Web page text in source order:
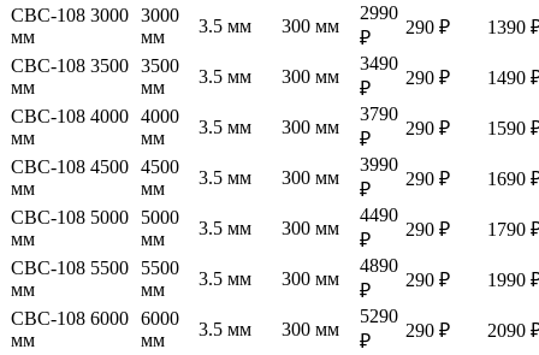
СВС-108 3000
мм
3000
мм
3.5 мм 300 мм
2990
₽
290 ₽
1390
СВС-108 3500
мм
3500
мм
3.5 мм 300 мм
3490
₽
290 ₽
1490
СВС-108 4000
мм
4000
мм
3.5 мм 300 мм
3790
₽
290 ₽
1590
СВС-108 4500
мм
4500
мм
3.5 мм 300 мм
3990
₽
290 ₽
1690
СВС-108 5000
мм
5000
мм
3.5 мм 300 мм
4490
₽
290 ₽
1790
СВС-108 5500
мм
5500
мм
3.5 мм 300 мм
4890
₽
290 ₽
1990
СВС-108 6000
мм
6000
мм
3.5 мм 300 мм
5290
₽
290 ₽
2090